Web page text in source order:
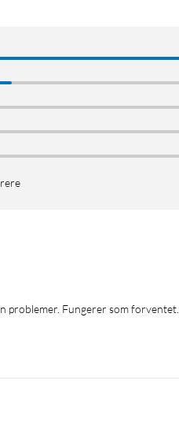
problemer. Fungerer som forventet.